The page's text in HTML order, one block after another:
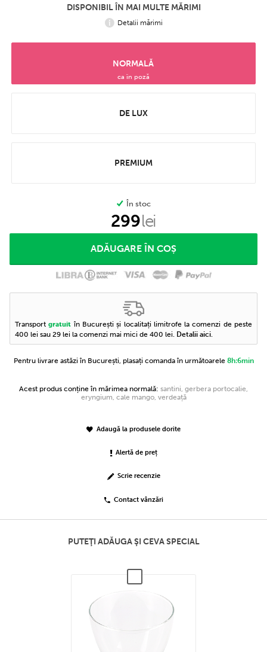
DISPONIBIL ÎN MAI MULTE MĂRIMI
Detalii mărimi
NORMALĂ
ca în poză
DE LUX
PREMIUM
În stoc
299lei
Transportgratuit în București și localitați limitrofe la comenzi de peste
400 lei sau 29 lei la comenzi mai mici de 400 lei. Detalii aici.
Pentru livrare astăzi în București, plasați comanda în următoarele 8h:6min
Acest produs conține în mărimea normală: santini, gerbera portocalie,
eryngium, cale mango, verdeață
Adaugă la produsele dorite
Alertă de preț
Scrie recenzie
Contact vânzări
PUTEŢI ADĂUGA ŞI CEVA SPECIAL